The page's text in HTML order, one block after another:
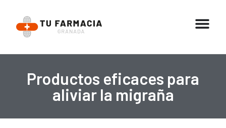
Productos eficaces para
aliviar la migraña